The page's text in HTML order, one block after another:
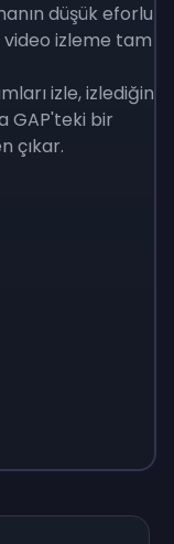
düşük eforlu
video izleme tam
izle, izlediğin
GAP'teki bir
çıkar.